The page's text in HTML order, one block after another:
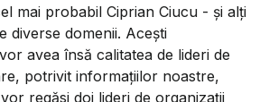
mai probabil Ciprian Ciucu - și alți
diverse domenii. Acești
avea însă calitatea de lideri de
potrivit informațiilor noastre,
regăsi doi lideri de organizații